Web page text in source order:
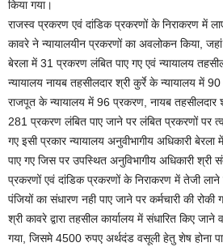
किया गया।
राजस्व प्रकरण एवं दांडिक प्रकरणों के निराकरण में
कावरे ने न्यायालयीन प्रकरणों का अवलोकन किया, जहां
बेरला में 31 प्रकरण लंबित पाए गए एवं न्यायालय
न्यायालय नायब तहसीलदार श्री कुर्रे के न्यायालय में
राजपूत के न्यायालय में 96 प्रकरण, नायब तहसीलदार
281 प्रकरण लंबित पाए जाने पर लंबित प्रकरणों पर
गए इसी प्रकार न्यायालय अनुवीभागीय अधिकारी
पाए गए जिस पर उपस्थित अनुविभागीय अधिकारी श्री
प्रकरणों एवं दांडिक प्रकरणों के निराकरण में तेजी लाने
पंजियों का संधारण नही पाए जाने पर कर्मचारी की रोकी
श्री कावरे द्वारा तहसील कार्यालय में संधारित किए
गया, जिसमे 4500 रुपए अर्थदंड वसूली हेतु शेष होना